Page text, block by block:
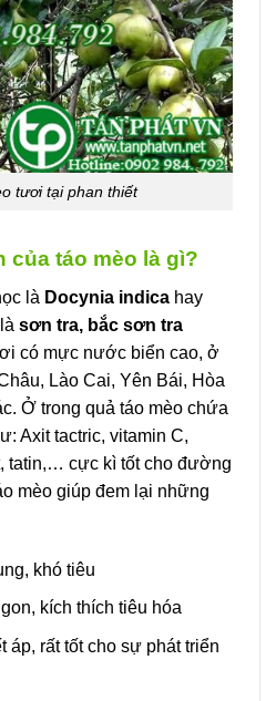
tươi tại phan thiết
của táo mèo là gì?
là Docynia indica hay
sơn tra, bắc sơn tra
có mực nước biển cao, ở
Lào Cai, Yên Bái, Hòa
Ở trong quả táo mèo chứa
Axit tactric, vitamin C,
tatin,… cực kì tốt cho đường
mèo giúp đem lại những
khó tiêu
kích thích tiêu hóa
áp, rất tốt cho sự phát triển